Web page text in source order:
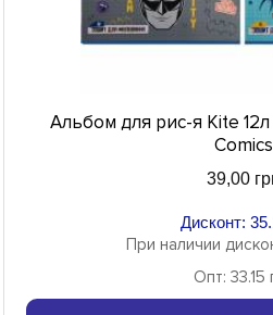
Альбом для рис-я Kite
Comics
39,00
Дисконт:
При наличии
Опт: 33.15